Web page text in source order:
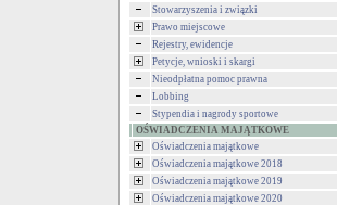
Stowarzyszenia i związki
Prawo miejscowe
Rejestry, ewidencje
Petycje, wnioski i skargi
Nieodpłatna pomoc prawna
Lobbing
Stypendia i nagrody sportowe
OŚWIADCZENIA MAJĄTKOWE
Oświadczenia majątkowe
Oświadczenia majątkowe 2018
Oświadczenia majątkowe 2019
Oświadczenia majątkowe 2020